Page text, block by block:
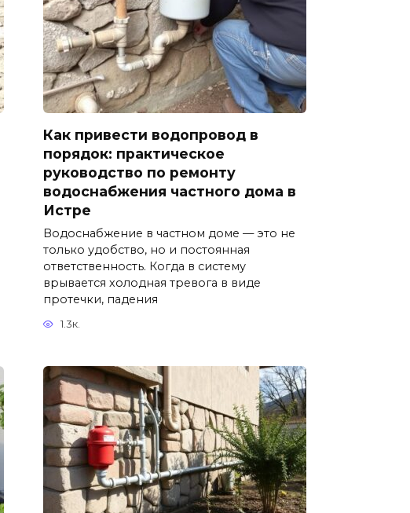
Как привести водопровод в
порядок: практическое
руководство по ремонту
водоснабжения частного дома в
Истре
Водоснабжение в частном доме — это не
только удобство, но и постоянная
ответственность. Когда в систему
врывается холодная тревога в виде
протечки, падения
1.3к.